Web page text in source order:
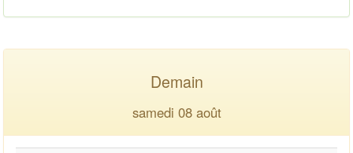
Demain
samedi 08 août